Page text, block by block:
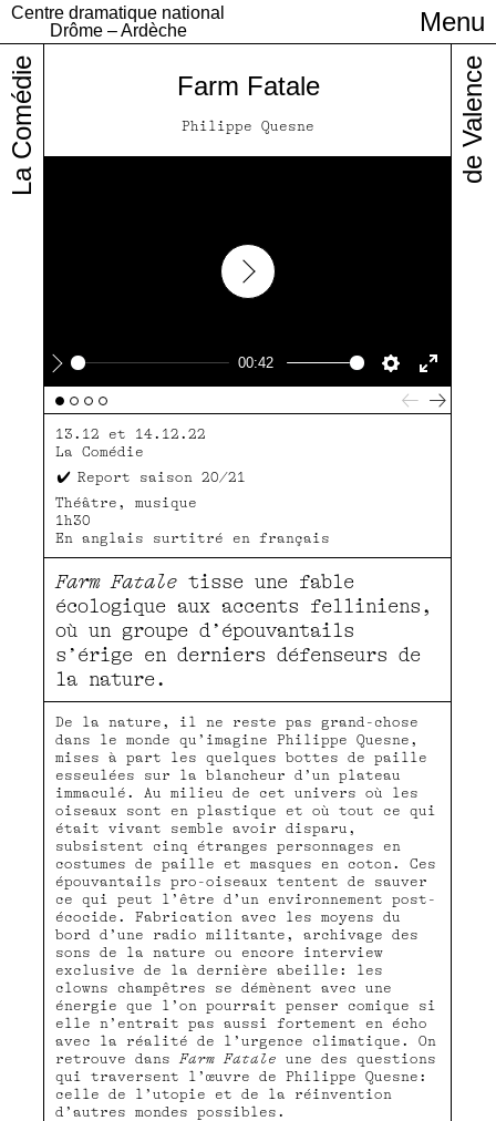
Centre dramatique national
Drôme – Ardèche
Menu
Infos pratiques
Farm Fatale
Philippe Quesne
Play
00:42
Settings
Enter
Play
13.12 et 14.12.22
La Comédie
Report saison 20/21
Théâtre, musique
1h30
En anglais surtitré en français
Farm Fatale tisse une fable
écologique aux accents felliniens,
où un groupe d’épouvantails
s’érige en derniers défenseurs de
la nature.
De la nature, il ne reste pas grand-chose
dans le monde qu’imagine Philippe Quesne,
mises à part les quelques bottes de paille
esseulées sur la blancheur d’un plateau
immaculé. Au milieu de cet univers où les
oiseaux sont en plastique et où tout ce qui
était vivant semble avoir disparu,
subsistent cinq étranges personnages en
costumes de paille et masques en coton. Ces
épouvantails pro-oiseaux tentent de sauver
ce qui peut l’être d’un environnement post-
écocide. Fabrication avec les moyens du
bord d’une radio militante, archivage des
sons de la nature ou encore interview
exclusive de la dernière abeille: les
clowns champêtres se démènent avec une
énergie que l’on pourrait penser comique si
elle n’entrait pas aussi fortement en écho
avec la réalité de l’urgence climatique. On
retrouve dansFarm Fatale une des questions
qui traversent l’œuvre de Philippe Quesne:
celle de l’utopie et de la réinvention
d’autres mondes possibles.
La Comédie de Valence